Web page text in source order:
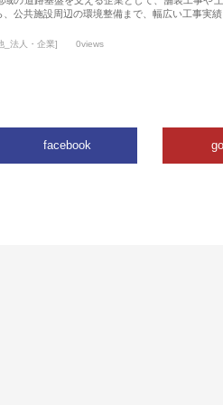
、公共施設周辺の環境整備まで、幅広い工事実
_法人・企業] 0views
facebook